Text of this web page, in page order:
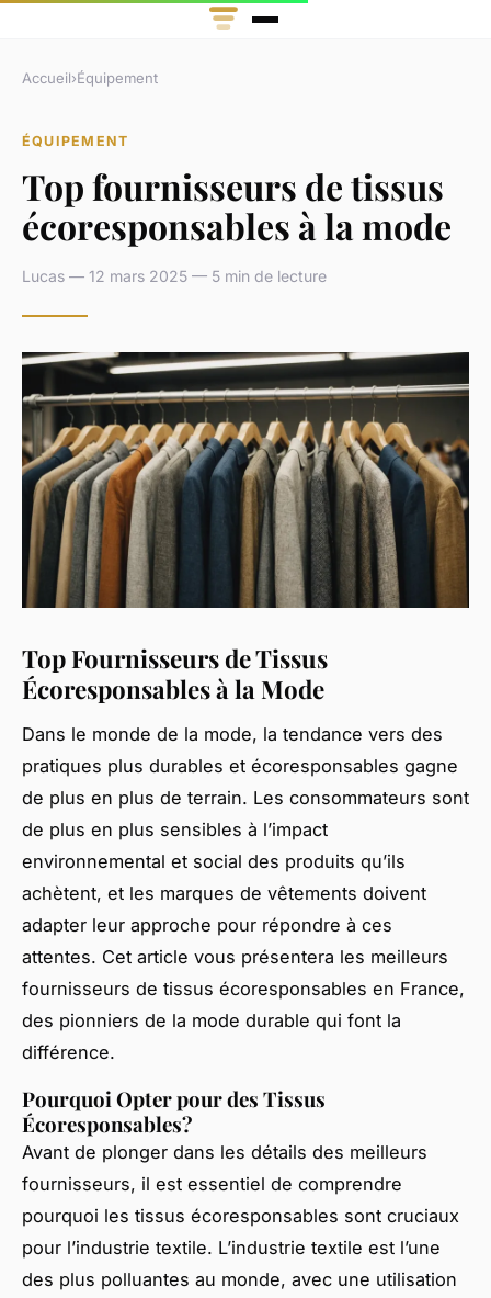
Accueil›Équipement
ÉQUIPEMENT
Top fournisseurs de tissus
écoresponsables à la mode
Lucas — 12 mars 2025 — 5 min de lecture
Top Fournisseurs de Tissus
Écoresponsables à la Mode
Dans le monde de la mode, la tendance vers des
pratiques plus durables et écoresponsables gagne
de plus en plus de terrain. Les consommateurs sont
de plus en plus sensibles à l’impact
environnemental et social des produits qu’ils
achètent, et les marques de vêtements doivent
adapter leur approche pour répondre à ces
attentes. Cet article vous présentera les meilleurs
fournisseurs de tissus écoresponsables en France,
des pionniers de la mode durable qui font la
différence.
Pourquoi Opter pour des Tissus
Écoresponsables?
Avant de plonger dans les détails des meilleurs
fournisseurs, il est essentiel de comprendre
pourquoi les tissus écoresponsables sont cruciaux
pour l’industrie textile. L’industrie textile est l’une
des plus polluantes au monde, avec une utilisation